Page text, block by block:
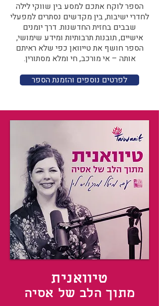
הספר לוקח אתכם למסע בין שווקי לילה
לחדרי ישיבות, בין מקדשים נסתרים למפעלי
שבבים בחזית החדשנות. דרך יומנים
אישיים, תובנות תרבותיות ומידע שימושי,
הספר חושף את טייוואן כפי שלא ראיתם
אותה – אי מורכב, חי ומלא מסתורין.
לפרטים נוספים והזמנת הספר
טיוואנית
מתוך הלב של אסיה